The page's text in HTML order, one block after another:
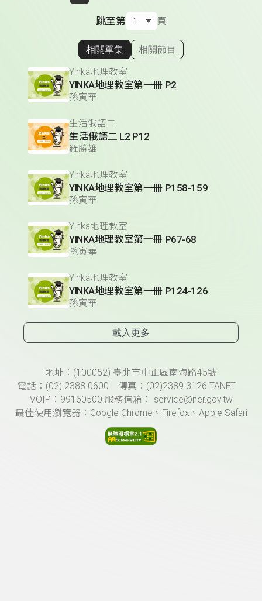
跳至第 頁
顯示相關單集
相關單集 相關節目
Yinka地理教室
YINKA地理教室第一冊 P2
孫寅華
生活俄語二
生活俄語二 L2 P12
羅勝雄
Yinka地理教室
YINKA地理教室第一冊 P158-159
孫寅華
Yinka地理教室
YINKA地理教室第一冊 P67-68
孫寅華
Yinka地理教室
YINKA地理教室第一冊 P124-126
孫寅華
載入更多
頁尾資訊地址：(100052) 臺北市中正區南海路45號
電話：(02) 2388-0600 傳真：(02)2389-3126 TANET
VOIP：99160500 服務信箱： service@ner.gov.tw
最佳使用瀏覽器：Google Chrome、Firefox、Apple Safari